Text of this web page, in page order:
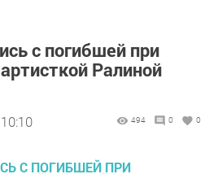
с погибшей при
Ралиной
494 0 0